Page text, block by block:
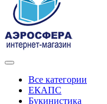
Все категории
ЕКАПС
Букинистика